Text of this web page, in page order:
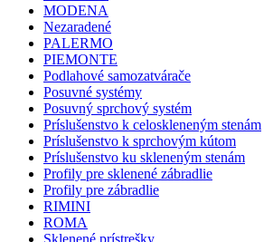
MODENA
Nezaradené
PALERMO
PIEMONTE
Podlahové samozatvárače
Posuvné systémy
Posuvný sprchový systém
Príslušenstvo k celoskleneným stenám
Príslušenstvo k sprchovým kútom
Príslušenstvo ku skleneným stenám
Profily pre sklenené zábradlie
Profily pre zábradlie
RIMINI
ROMA
Sklenené prístrešky